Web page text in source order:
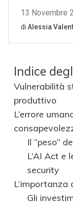
Indice
Vulnerabilità
produttivo
L’errore
Il “peso”
L’AI Act e
security
Gli